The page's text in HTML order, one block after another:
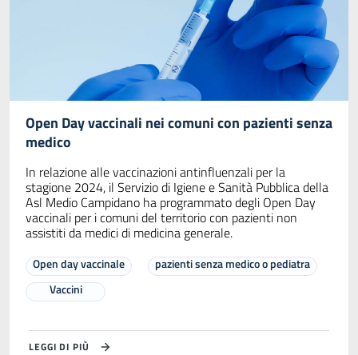
Open Day vaccinali nei comuni con pazienti senza
medico
In relazione alle vaccinazioni antinfluenzali per la
stagione 2024, il Servizio di Igiene e Sanità Pubblica della
Asl Medio Campidano ha programmato degli Open Day
vaccinali per i comuni del territorio con pazienti non
assistiti da medici di medicina generale.
Open day vaccinale
pazienti senza medico o pediatra
Vaccini
LEGGI DI PIÙ